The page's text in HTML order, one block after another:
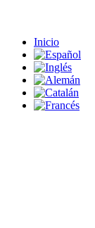
Inicio